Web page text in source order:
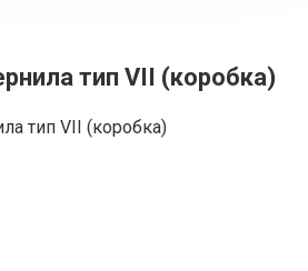
тип VII (коробка)